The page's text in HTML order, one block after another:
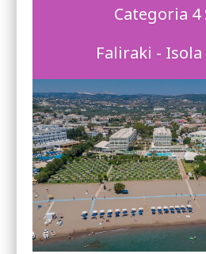
Categoria 4
Faliraki - Isola